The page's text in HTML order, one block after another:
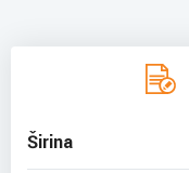
Širina